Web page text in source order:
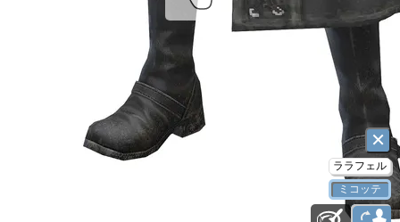
×
ララフェル
ミコッテ